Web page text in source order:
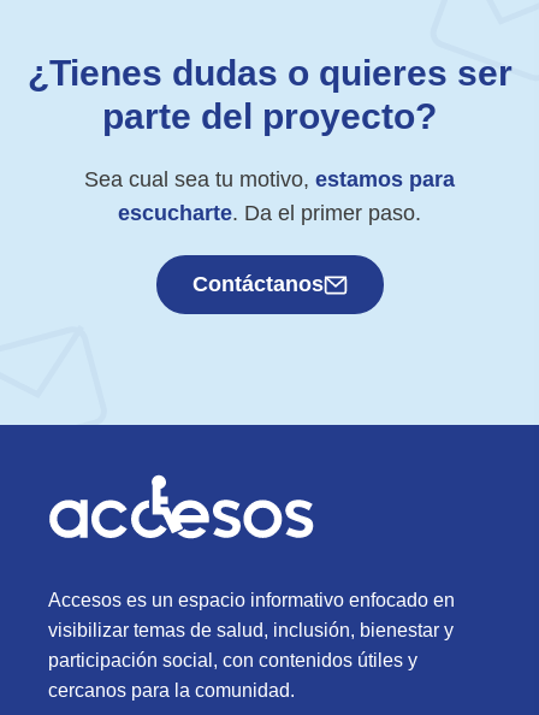
¿Tienes dudas o quieres ser
parte del proyecto?
Sea cual sea tu motivo, estamos para
escucharte. Da el primer paso.
Contáctanos
Accesos es un espacio informativo enfocado en
visibilizar temas de salud, inclusión, bienestar y
participación social, con contenidos útiles y
cercanos para la comunidad.